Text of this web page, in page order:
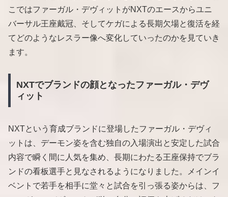
こではファーガル・デヴィットがNXTのエースからユニ
バーサル王座戴冠、そしてケガによる長期欠場と復活を経
てどのようなレスラー像へ変化していったのかを見ていき
ます。
NXTでブランドの顔となったファーガル・デヴ
ィット
NXTという育成ブランドに登場したファーガル・デヴィ
ットは、デーモン姿を含む独自の入場演出と安定した試合
内容で瞬く間に人気を集め、長期にわたる王座保持でブラ
ンドの看板選手と見なされるようになりました。メインイ
ベントで若手を相手に堂々と試合を引っ張る姿からは、フ